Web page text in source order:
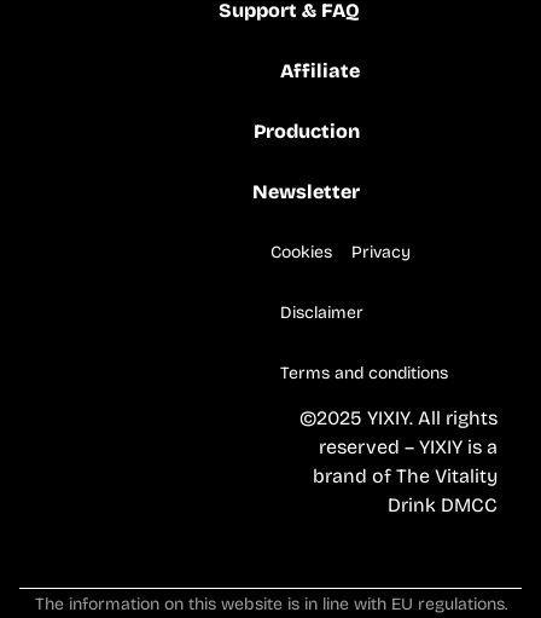
Support & FAQ
Affiliate
Production
Newsletter
Cookies Privacy
Disclaimer
Terms and conditions
©2025 YIXIY. All rights
reserved – YIXIY is a
brand of The Vitality
Drink DMCC
The information on this website is in line with EU regulations.